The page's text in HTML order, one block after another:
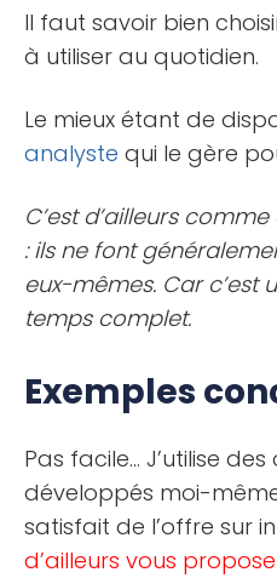
Il faut savoir bien
à utiliser au quotidien.
Le mieux étant de
analyste qui le gère
C’est d’ailleurs
: ils ne font
eux-mêmes. Car c’est
temps complet.
Exemples
Pas facile… J’utilise des
développés moi-
satisfait de l’offre sur
d’ailleurs vous